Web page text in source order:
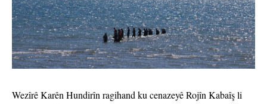
Wezîrê Karên Hundirîn ragihand ku cenazeyê Rojîn Kabaîş li